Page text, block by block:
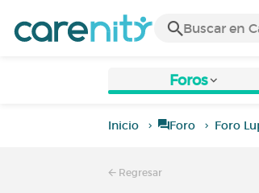
Foros
Inicio Foro Foro
Regresar